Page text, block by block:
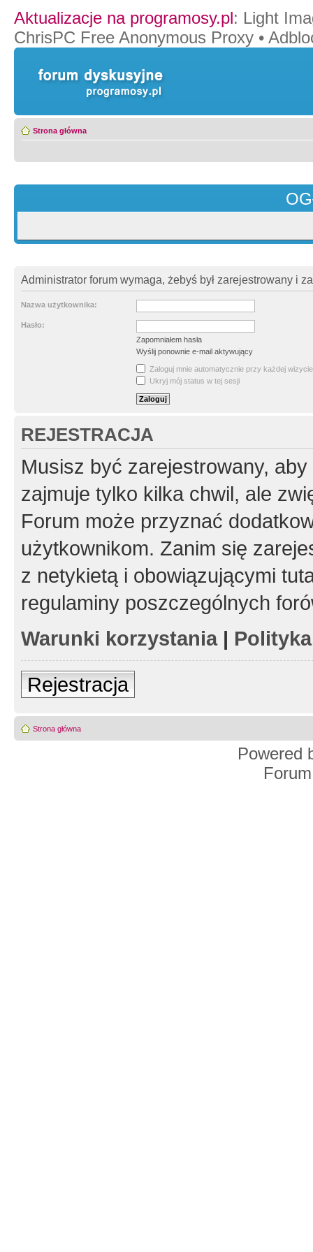
Aktualizacje na programosy.pl: Light
ChrisPC Free Anonymous Proxy •
Strona główna
Administrator forum wymaga, żebyś był zarejestrowany i
Nazwa użytkownika:
Hasło:
Zapomniałem hasła
Wyślij ponownie e-mail aktywujący
Zaloguj mnie automatycznie przy każdej wizycie
Ukryj mój status w tej sesji
REJESTRACJA
Musisz być zarejestrowany,
zajmuje tylko kilka chwil, ale
Forum może przyznać
użytkownikom. Zanim się
z netykietą i obowiązującymi
regulaminy poszczególnych
Warunki korzystania|
Rejestracja
Strona główna
Powered